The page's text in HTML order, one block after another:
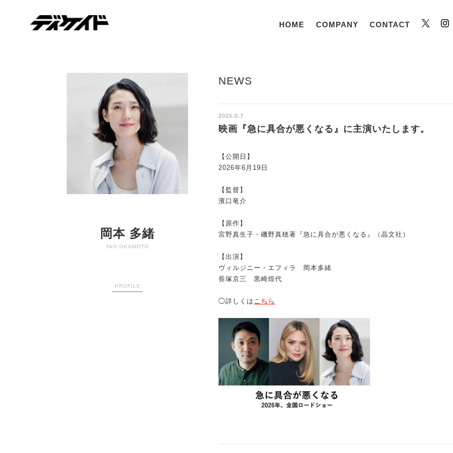
HOME COMPANY CONTACT
岡本 多緒
TAO OKAMOTO
PROFILE
NEWS
2025.5.7
映画『急に具合が悪くなる』に主演いたします。
【公開日】
2026年6月19日
【監督】
濱口竜介
【原作】
宮野真生子・磯野真穂著『急に具合が悪くなる』（晶文社）
【出演】
ヴィルジニー・エフィラ 岡本多緒
長塚京三 黒崎煌代
◯詳しくは こちら